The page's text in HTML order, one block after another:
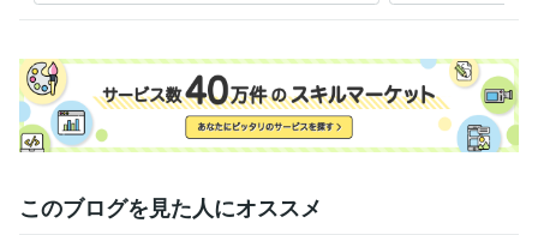
このブログを見た人にオススメ